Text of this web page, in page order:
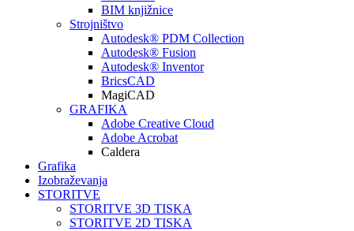
BIM knjižnice
Strojništvo
Autodesk® PDM Collection
Autodesk® Fusion
Autodesk® Inventor
BricsCAD
MagiCAD
GRAFIKA
Adobe Creative Cloud
Adobe Acrobat
Caldera
Grafika
Izobraževanja
STORITVE
STORITVE 3D TISKA
STORITVE 2D TISKA